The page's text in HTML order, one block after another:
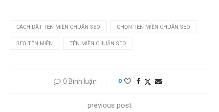
CÁCH ĐẶT TÊN MIỀN CHUẨN SEO CHỌN TÊN MIỀN CHUẨN SEO
SEO TÊN MIỀN TÊN MIỀN CHUẨN SEO
0 Bình luận 0
previous post